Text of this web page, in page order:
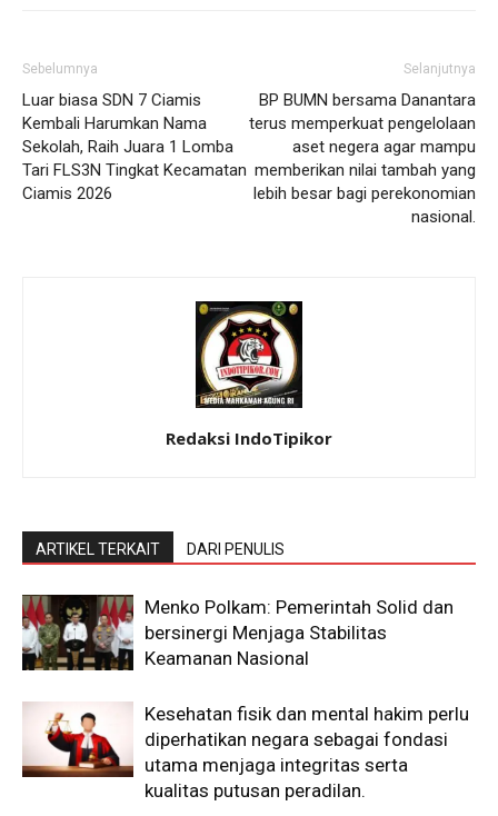
Sebelumnya
Luar biasa SDN 7 Ciamis
Kembali Harumkan Nama
Sekolah, Raih Juara 1 Lomba
Tari FLS3N Tingkat Kecamatan
Ciamis 2026
Selanjutnya
BP BUMN bersama Danantara
terus memperkuat pengelolaan
aset negera agar mampu
memberikan nilai tambah yang
lebih besar bagi perekonomian
nasional.
Redaksi IndoTipikor
ARTIKEL TERKAIT DARI PENULIS
Menko Polkam: Pemerintah Solid dan
bersinergi Menjaga Stabilitas
Keamanan Nasional
Kesehatan fisik dan mental hakim perlu
diperhatikan negara sebagai fondasi
utama menjaga integritas serta
kualitas putusan peradilan.